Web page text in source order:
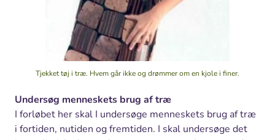
Tjekket tøj i træ. Hvem går ikke og drømmer om en kjole i finer.
Undersøg menneskets brug af træ
I forløbet her skal I undersøge menneskets brug af træ
i fortiden, nutiden og fremtiden. I skal undersøge det